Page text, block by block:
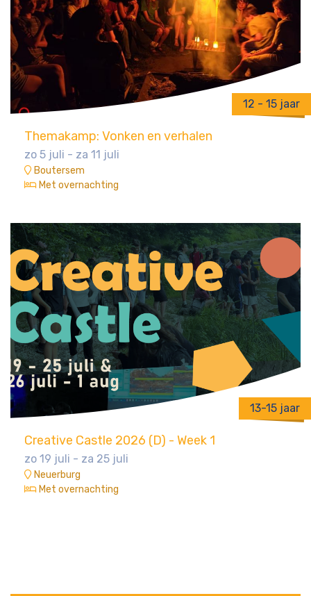
12 - 15 jaar
Themakamp: Vonken en verhalen
zo 5 juli - za 11 juli
Boutersem
Met overnachting
13-15 jaar
Creative Castle 2026 (D) - Week 1
zo 19 juli - za 25 juli
Neuerburg
Met overnachting